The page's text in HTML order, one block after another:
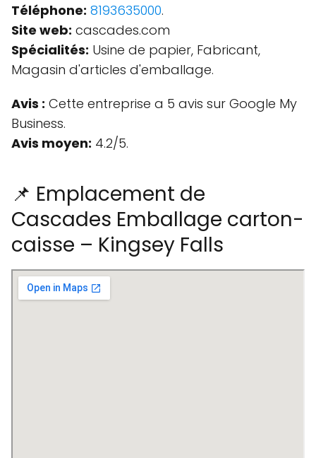
Téléphone: 8193635000.
Site web: cascades.com
Spécialités: Usine de papier, Fabricant,
Magasin d'articles d'emballage.
Avis : Cette entreprise a 5 avis sur Google My
Business.
Avis moyen: 4.2/5.
📌 Emplacement de
Cascades Emballage carton-
caisse – Kingsey Falls